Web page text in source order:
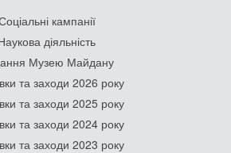
кампанії
діяльність
Музею Майдану
та заходи 2026 року
та заходи 2025 року
та заходи 2024 року
та заходи 2023 року